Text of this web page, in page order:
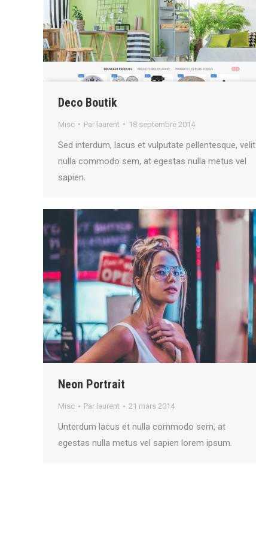
Deco Boutik
Misc Par laurent 18 septembre 2014
Sed interdum, lacus et vulputate pellentesque, velit
nulla commodo sem, at egestas nulla metus vel
sapien.
Neon Portrait
Misc Par laurent 21 mars 2014
Unterdum lacus et nulla commodo sem, at
egestas nulla metus vel sapien lorem ipsum.